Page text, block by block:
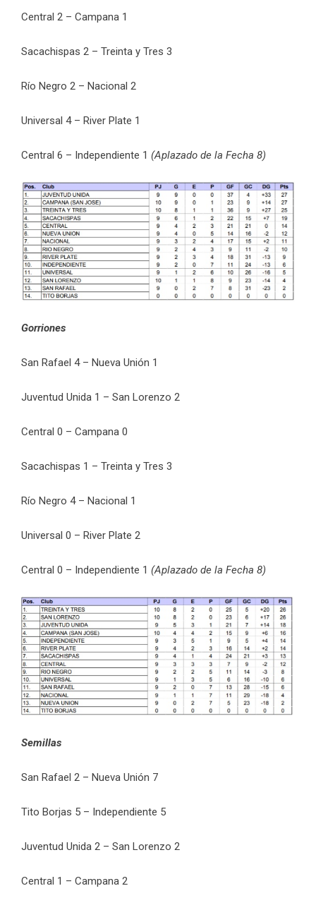
Central 2 – Campana 1
Sacachispas 2 – Treinta y Tres 3
Río Negro 2 – Nacional 2
Universal 4 – River Plate 1
Central 6 – Independiente 1 (Aplazado de la Fecha 8)
Gorriones
San Rafael 4 – Nueva Unión 1
Juventud Unida 1 – San Lorenzo 2
Central 0 – Campana 0
Sacachispas 1 – Treinta y Tres 3
Río Negro 4 – Nacional 1
Universal 0 – River Plate 2
Central 0 – Independiente 1 (Aplazado de la Fecha 8)
Semillas
San Rafael 2 – Nueva Unión 7
Tito Borjas 5 – Independiente 5
Juventud Unida 2 – San Lorenzo 2
Central 1 – Campana 2